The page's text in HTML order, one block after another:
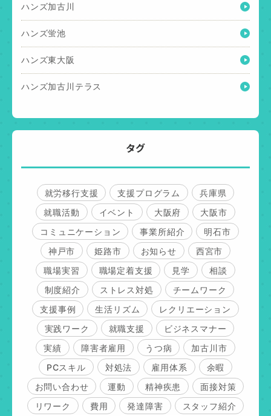
ハンズ加古川
ハンズ蛍池
ハンズ東大阪
ハンズ加古川テラス
タグ
就労移行支援 支援プログラム
兵庫県
就職活動
イベント 大阪府
大阪市
コミュニケーション
事業所紹介
明石市
神戸市
姫路市 お知らせ
西宮市
職場実習
職場定着支援 見学
相談
制度紹介
ストレス対処
チームワーク
支援事例
生活リズム
レクリエーション
実践ワーク
就職支援
ビジネスマナー
実績
障害者雇用 うつ病
加古川市
PCスキル
対処法 雇用体系
余暇
お問い合わせ
運動 精神疾患
面接対策
リワーク
費用 発達障害
スタッフ紹介